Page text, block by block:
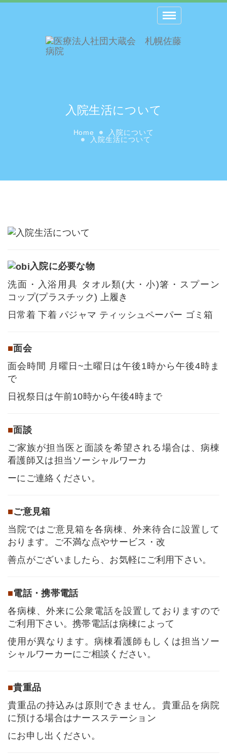
Toggle
navigation
入院生活について
Home
入院について
入院生活について
入院に必要な物
洗面・入浴用具 タオル類(大・小)箸・スプーン
コップ(プラスチック) 上履き
日常着 下着 パジャマ ティッシュペーパー ゴミ箱
■面会
面会時間 月曜日~土曜日は午後1時から午後4時ま
で
日祝祭日は午前10時から午後4時まで
■面談
ご家族が担当医と面談を希望される場合は、病棟
看護師又は担当ソーシャルワーカ
ーにご連絡ください。
■ご意見箱
当院ではご意見箱を各病棟、外来待合に設置して
おります。ご不満な点やサービス・改
善点がございましたら、お気軽にご利用下さい。
■電話・携帯電話
各病棟、外来に公衆電話を設置しておりますので
ご利用下さい。携帯電話は病棟によって
使用が異なります。病棟看護師もしくは担当ソー
シャルワーカーにご相談ください。
■貴重品
貴重品の持込みは原則できません。貴重品を病院
に預ける場合はナースステーション
にお申し出ください。